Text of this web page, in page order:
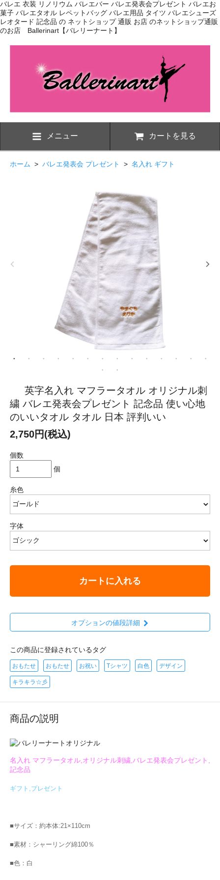
バレエ 衣装 リノリウム バレエバー バレエ発表会プレゼント バレエお
菓子 バレエタオル レペットバッグ バレエ用品 タイツ バレエシューズ
レオタード 記念品 の ネットショップ 通販 お店 のネットショップ通販
のお店 Ballerinart【バレリーナート】
メニュー カートを見る
ホーム > バレエ発表会 プレゼント > 名入れ ギフト
英字名入れ マフラータオル オリジナル刺
繍 バレエ発表会プレゼント 記念品 使い心地
のいいタオル タオル 日本 評判いい
2,750円(税込)
個数
個
糸色
字体
カートに入れる
オプションの値段詳細
この商品に登録されているタグ
おもたせ おもたせ お祝い Tシャツ 白色 デザイン
キラキラ☆彡
商品の説明
名入れ マフラータオル,オリジナル刺繍,バレエ発表会プレゼント,
記念品
ギフト,プレゼント
■サイズ：約本体:21×110cm
■素材：シャーリング綿100％
■色：白